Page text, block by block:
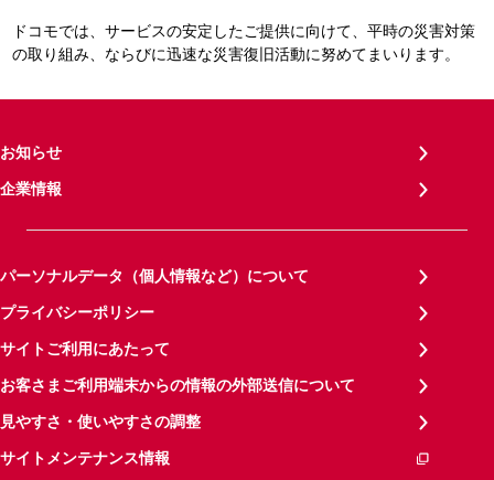
ドコモでは、サービスの安定したご提供に向けて、平時の災害対策
の取り組み、ならびに迅速な災害復旧活動に努めてまいります。
お知らせ
企業情報
パーソナルデータ（個人情報など）について
プライバシーポリシー
サイトご利用にあたって
お客さまご利用端末からの情報の外部送信について
見やすさ・使いやすさの調整
サイトメンテナンス情報